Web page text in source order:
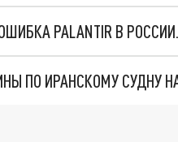
ПО ИРАНСКОМУ СУДНУ